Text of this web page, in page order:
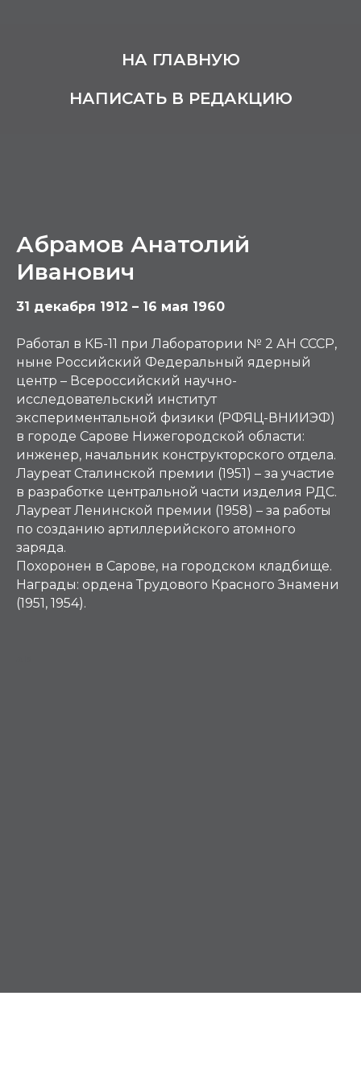
НА ГЛАВНУЮ
НАПИСАТЬ В РЕДАКЦИЮ
Абрамов Анатолий
Иванович
31 декабря 1912 – 16 мая 1960
Работал в КБ-11 при Лаборатории № 2 АН СССР,
ныне Российский Федеральный ядерный
центр – Всероссийский научно-
исследовательский институт
экспериментальной физики (РФЯЦ-ВНИИЭФ)
в городе Сарове Нижегородской области:
инженер, начальник конструкторского отдела.
Лауреат Сталинской премии (1951) – за участие
в разработке центральной части изделия РДС.
Лауреат Ленинской премии (1958) – за работы
по созданию артиллерийского атомного
заряда.
Похоронен в Сарове, на городском кладбище.
Награды: ордена Трудового Красного Знамени
(1951, 1954).